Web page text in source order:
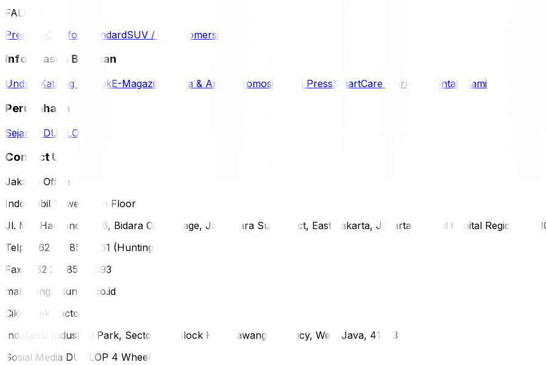
FALKEN
Premium Comfort StandardSUV / 4WD Komersil
Informasi & Bantuan
Unduh Katalog ProdukE-Magazine Berita & Artikel Promosi Siaran PressSmartCare Warranty Kontak Kami
Perusahaan
Sejarah DUNLOP
Contact Us
Jakarta Office
Indomobil Tower, 12th Floor
Jl. MT. Haryono Lot 8, Bidara Cina Village, Jatinegara Subdistrict, East Jakarta, Jakarta Special Capital Region,
Telp (+62 21) 851-2561 (Hunting)
Fax (+62 21) 856-5893
marketing@dunlop.co.id
Cikampek Factory
Indotaisei Industrial Park, Sector 1A, Block H, Karawang Regency, West Java, 41373
Sosial Media DUNLOP 4 Wheels